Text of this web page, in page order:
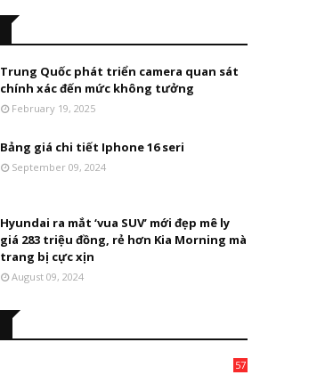
Trung Quốc phát triển camera quan sát
chính xác đến mức không tưởng
February 19, 2025
Bảng giá chi tiết Iphone 16 seri
September 09, 2024
Hyundai ra mắt ‘vua SUV’ mới đẹp mê ly
giá 283 triệu đồng, rẻ hơn Kia Morning mà
trang bị cực xịn
August 09, 2024
57